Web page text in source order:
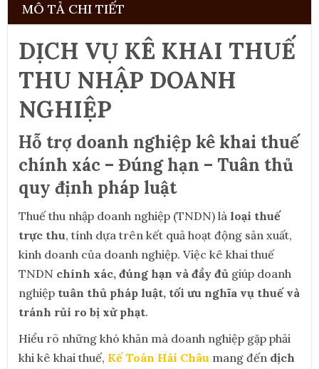
MÔ TẢ CHI TIẾT
DỊCH VỤ KÊ KHAI THUẾ
THU NHẬP DOANH
NGHIỆP
Hỗ trợ doanh nghiệp kê khai thuế
chính xác – Đúng hạn – Tuân thủ
quy định pháp luật
Thuế thu nhập doanh nghiệp (TNDN) là loại thuế
trực thu, tính dựa trên kết quả hoạt động sản xuất,
kinh doanh của doanh nghiệp. Việc kê khai thuế
TNDN chính xác, đúng hạn và đầy đủ giúp doanh
nghiệp tuân thủ pháp luật, tối ưu nghĩa vụ thuế và
tránh rủi ro bị xử phạt.
Hiểu rõ những khó khăn mà doanh nghiệp gặp phải
khi kê khai thuế, Kế Toán Hải Châu mang đến dịch